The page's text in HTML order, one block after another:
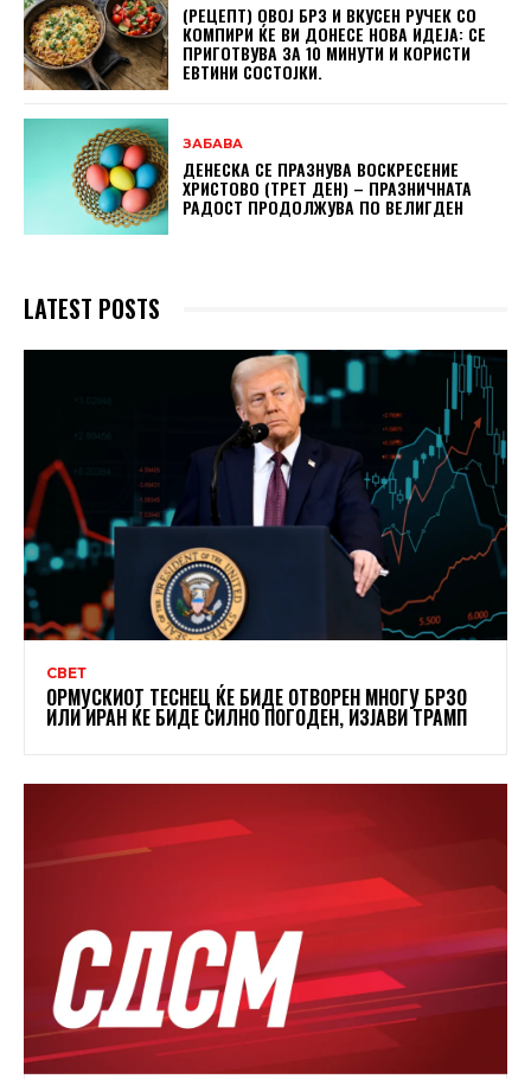
(РЕЦЕПТ) ОВОЈ БРЗ И ВКУСЕН РУЧЕК СО
КОМПИРИ ЌЕ ВИ ДОНЕСЕ НОВА ИДЕЈА: СЕ
ПРИГОТВУВА ЗА 10 МИНУТИ И КОРИСТИ
ЕВТИНИ СОСТОЈКИ.
ЗАБАВА
ДЕНЕСКА СЕ ПРАЗНУВА ВОСКРЕСЕНИЕ
ХРИСТОВО (ТРЕТ ДЕН) – ПРАЗНИЧНАТА
РАДОСТ ПРОДОЛЖУВА ПО ВЕЛИГДЕН
LATEST POSTS
СВЕТ
ОРМУСКИОТ ТЕСНЕЦ ЌЕ БИДЕ ОТВОРЕН МНОГУ БРЗО
ИЛИ ИРАН ЌЕ БИДЕ СИЛНО ПОГОДЕН, ИЗЈАВИ ТРАМП